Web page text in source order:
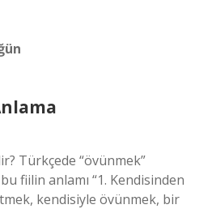
Türkçede “övünmek”
fiilin anlamı “1. Kendisinden
kendisiyle övünmek, bir